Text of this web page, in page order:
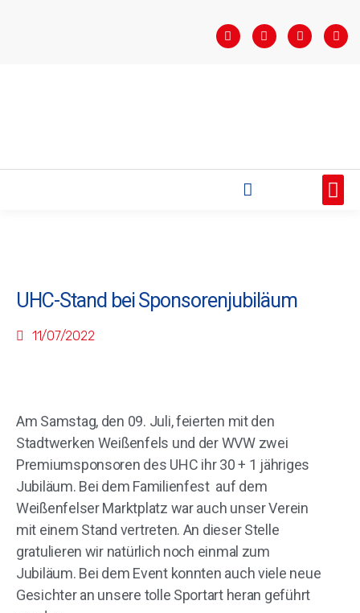
UHC-Stand bei Sponsorenjubiläum
11/07/2022
Am Samstag, den 09. Juli, feierten mit den
Stadtwerken Weißenfels und der WVW zwei
Premiumsponsoren des UHC ihr 30 + 1 jähriges
Jubiläum. Bei dem Familienfest auf dem
Weißenfelser Marktplatz war auch unser Verein
mit einem Stand vertreten. An dieser Stelle
gratulieren wir natürlich noch einmal zum
Jubiläum. Bei dem Event konnten auch viele neue
Gesichter an unsere tolle Sportart heran geführt